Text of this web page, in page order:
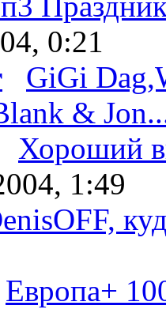
0:21
GiGi
&
Хороший
1:49
Европа+